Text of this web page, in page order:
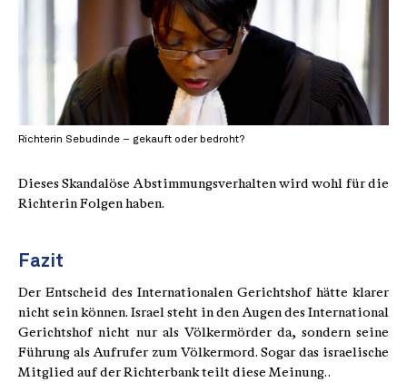
Richterin Sebudinde – gekauft oder bedroht?
Dieses Skandalöse Abstimmungsverhalten wird wohl für die
Richterin Folgen haben.
Fazit
Der Entscheid des Internationalen Gerichtshof hätte klarer
nicht sein können. Israel steht in den Augen des International
Gerichtshof nicht nur als Völkermörder da, sondern seine
Führung als Aufrufer zum Völkermord. Sogar das israelische
Mitglied auf der Richterbank teilt diese Meinung. .